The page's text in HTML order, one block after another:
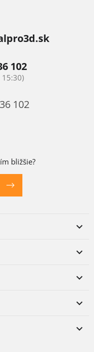
102
102
bližšie?